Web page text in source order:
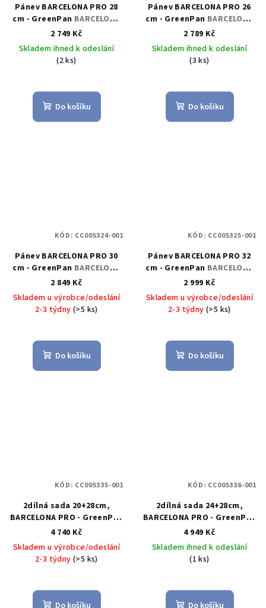
Pánev BARCELONA PRO 28
cm - GreenPan BARCELONA
PRO pánvička 28 cm -
GreenPan
2 749 Kč
Skladem ihned k odeslání
(2 ks)
Do košíku
Pánev BARCELONA PRO 26
cm - GreenPan BARCELONA
PRO pánvička 26 cm -
GreenPan
2 789 Kč
Skladem ihned k odeslání
(3 ks)
Do košíku
Pánev BARCELONA PRO 30
cm - GreenPan BARCELONA
PRO pánvička 30 cm -
GreenPan
2 849 Kč
Skladem u výrobce/odeslání
2-3 týdny(>5 ks)
Do košíku
KÓD: CC005324-001
Pánev BARCELONA PRO 32
cm - GreenPan BARCELONA
PRO pánvička 32 cm -
GreenPan
2 999 Kč
Skladem u výrobce/odeslání
2-3 týdny(>5 ks)
Do košíku
KÓD: CC005325-001
2dílná sada 20+28cm,
BARCELONA PRO - GreenPan
Sada pánví 20cm + 28cm
BARCELONA PRO - GreenPan
4 740 Kč
Skladem u výrobce/odeslání
2-3 týdny(>5 ks)
Do košíku
KÓD: CC005335-001
2dílná sada 24+28cm,
BARCELONA PRO - GreenPan
Sada pánví 24cm + 28cm
BARCELONA PRO - GreenPan
4 949 Kč
Skladem ihned k odeslání
(1 ks)
Do košíku
KÓD: CC005336-001